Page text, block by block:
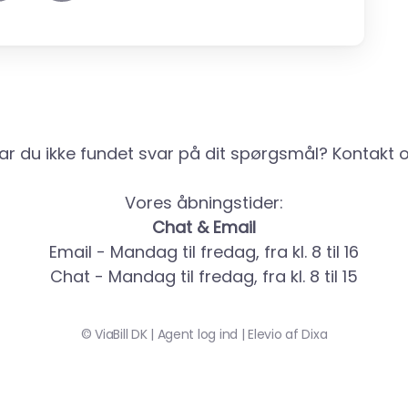
du ikke fundet svar på dit spørgsmål? Kontakt
Vores åbningstider:
Chat & Email
Email - Mandag til fredag, fra kl. 8 til 16
Chat - Mandag til fredag, fra kl. 8 til 15
©ViaBill DK| Agent log ind |Elevio afDixa